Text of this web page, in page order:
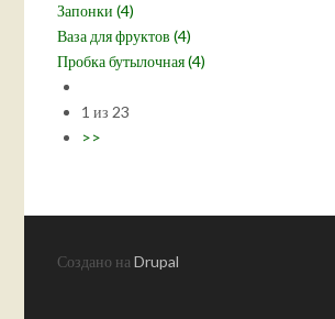
Запонки (4)
Ваза для фруктов (4)
Пробка бутылочная (4)
1 из 23
>>
Создано наDrupal